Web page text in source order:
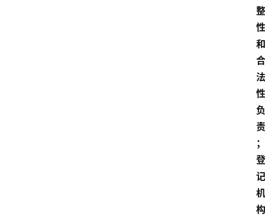
整
性
和
合
法
性
负
责
；
登
记
机
构